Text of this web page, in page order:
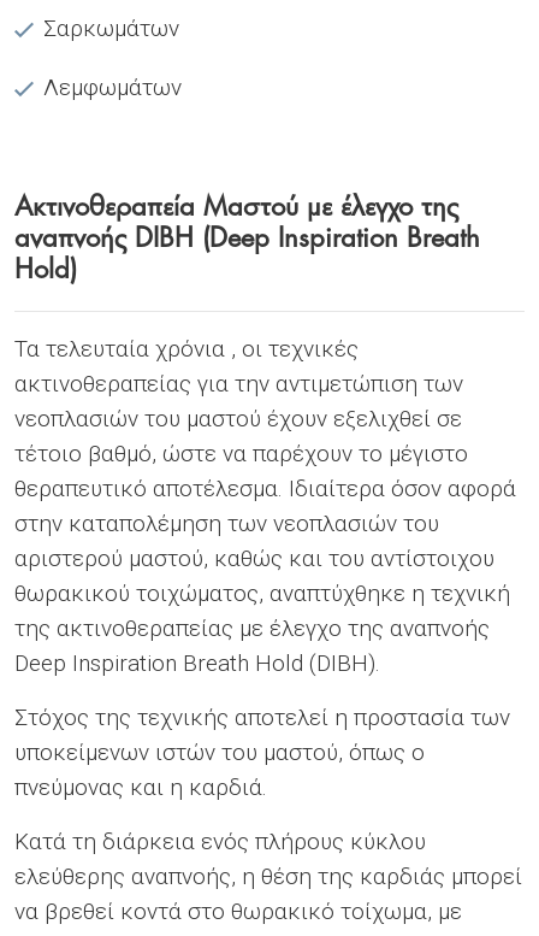
Σαρκωμάτων
Λεμφωμάτων
Ακτινοθεραπεία Μαστού με έλεγχο της
αναπνοής DIBH (Deep Inspiration Breath
Hold)
Τα τελευταία χρόνια , οι τεχνικές
ακτινοθεραπείας για την αντιμετώπιση των
νεοπλασιών του μαστού έχουν εξελιχθεί σε
τέτοιο βαθμό, ώστε να παρέχουν το μέγιστο
θεραπευτικό αποτέλεσμα. Ιδιαίτερα όσον αφορά
στην καταπολέμηση των νεοπλασιών του
αριστερού μαστού, καθώς και του αντίστοιχου
θωρακικού τοιχώματος, αναπτύχθηκε η τεχνική
της ακτινοθεραπείας με έλεγχο της αναπνοής
Deep Inspiration Breath Hold (DIBH).
Στόχος της τεχνικής αποτελεί η προστασία των
υποκείμενων ιστών του μαστού, όπως ο
πνεύμονας και η καρδιά.
Κατά τη διάρκεια ενός πλήρους κύκλου
ελεύθερης αναπνοής, η θέση της καρδιάς μπορεί
να βρεθεί κοντά στο θωρακικό τοίχωμα, με